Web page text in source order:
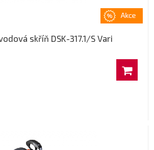
skříň DSK-317.1/S Vari